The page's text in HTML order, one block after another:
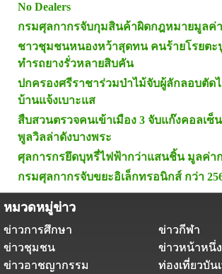
No Dealers
กรมศุลกากรจับกุมสินค้าผิดกฎหมายมูลค่
ชาวชุมชนหนองหว้าสุดทน คนร้ายโรยตะ
ทำรถยางรั่วหลายสิบคัน
ปกครองศรีราชาร่วมป่าไม้จับผู้ลักลอบตัด
บ้านแจ้งเบาะแส
สืบสวนตรวจคนเข้าเมือง 3 จับแก๊งคอลเซ็
พูลวิลล่าดังบางพระ
ศุลการกรยึดบุหรี่ไฟฟ้ากว่าแสนชิ้น มูลค่า
กรมศุลกากรจับขยะอิเล็กทรอนิกส์ กว่า
หมวดหมู่ข่าว
ข่าวการศึกษา
ข่าวกีฬา
ข่าวชุมชน
ข่าวหน้าหนึ่ง
ข่าวอาชญากรรม
ท่องเที่ยวบัน